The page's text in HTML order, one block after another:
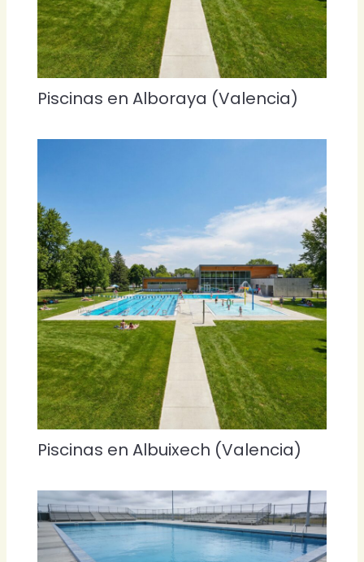
Piscinas en Alboraya (Valencia)
Piscinas en Albuixech (Valencia)